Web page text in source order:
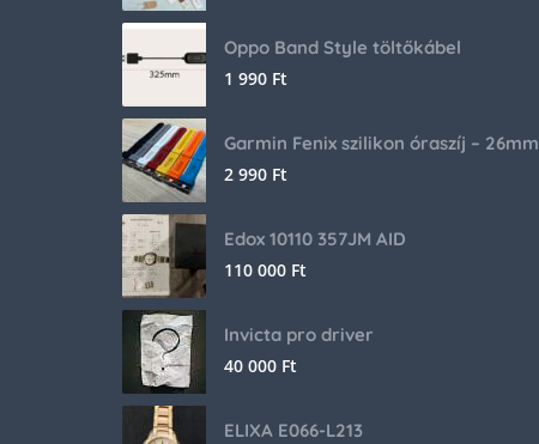
Oppo Band Style töltőkábel
1 990 Ft
Garmin Fenix szilikon óraszíj – 26mm
2 990 Ft
Edox 10110 357JM AID
110 000 Ft
Invicta pro driver
40 000 Ft
ELIXA E066-L213